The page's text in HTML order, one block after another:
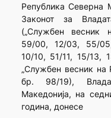
Република Северна
Законот за
(„Службен весник
59/00, 12/03, 55/
10/10, 51/11, 15/13,
„Службен весник на
бр. 98/19),
Македонија, на
година, донесе